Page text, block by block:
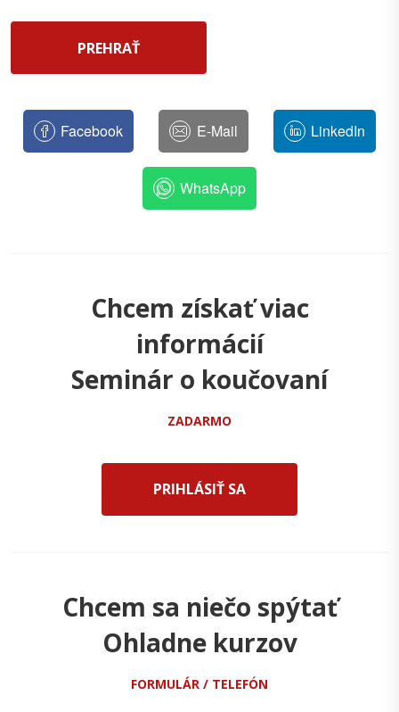
PREHRAŤ
Facebook E-Mail LinkedIn
WhatsApp
Chcem získať viac
informácií
Seminár o koučovaní
ZADARMO
PRIHLÁSIŤ SA
Chcem sa niečo spýtať
Ohladne kurzov
FORMULÁR / TELEFÓN